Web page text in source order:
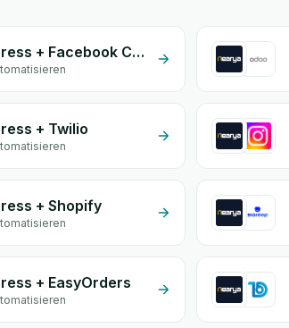
Nearya Express + Facebook Comments
+ Twilio
+ Shopify
+ EasyOrders